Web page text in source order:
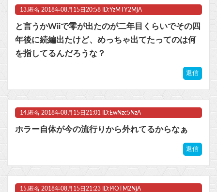
13. 匿名 2018年08月15日20:58 ID:YzMTY2MjA
と言うかWiiで零が出たのが二年目くらいでその四
年後に続編出たけど、めっちゃ出てたってのは何
を指してるんだろうな？
返信
14. 匿名 2018年08月15日21:01 ID:EwNzc5NzA
ホラー自体が今の流行りから外れてるからなぁ
返信
15. 匿名 2018年08月15日21:23 ID:I4OTM2NjA